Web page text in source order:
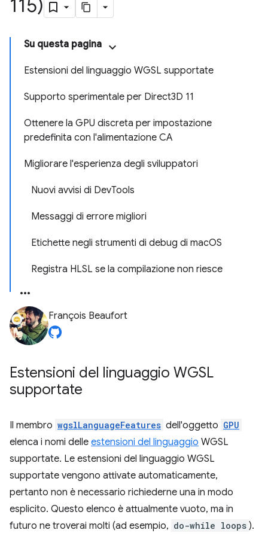
115)
Su questa pagina
Estensioni del linguaggio WGSL supportate
Supporto sperimentale per Direct3D 11
Ottenere la GPU discreta per impostazione
predefinita con l'alimentazione CA
Migliorare l'esperienza degli sviluppatori
Nuovi avvisi di DevTools
Messaggi di errore migliori
Etichette negli strumenti di debug di macOS
Registra HLSL se la compilazione non riesce
François Beaufort
Estensioni del linguaggio WGSL
supportate
Il membro wgslLanguageFeatures dell'oggetto GPU
elenca i nomi delle estensioni del linguaggio WGSL
supportate. Le estensioni del linguaggio WGSL
supportate vengono attivate automaticamente,
pertanto non è necessario richiederne una in modo
esplicito. Questo elenco è attualmente vuoto, ma in
futuro ne troverai molti (ad esempio, do-while loops ).